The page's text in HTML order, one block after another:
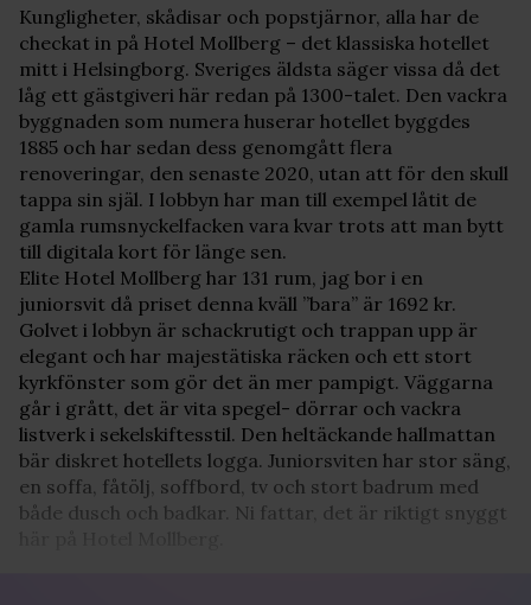
Kungligheter, skådisar och popstjärnor, alla har de
checkat in på Hotel Mollberg – det klassiska hotellet
mitt i Helsingborg. Sveriges äldsta säger vissa då det
låg ett gästgiveri här redan på 1300-talet. Den vackra
byggnaden som numera huserar hotellet byggdes
1885 och har sedan dess genomgått flera
renoveringar, den senaste 2020, utan att för den skull
tappa sin själ. I lobbyn har man till exempel låtit de
gamla rumsnyckelfacken vara kvar trots att man bytt
till digitala kort för länge sen.
Elite Hotel Mollberg har 131 rum, jag bor i en
juniorsvit då priset denna kväll ”bara” är 1692 kr.
Golvet i lobbyn är schackrutigt och trappan upp är
elegant och har majestätiska räcken och ett stort
kyrkfönster som gör det än mer pampigt. Väggarna
går i grått, det är vita spegel- dörrar och vackra
listverk i sekelskiftesstil. Den heltäckande hallmattan
bär diskret hotellets logga. Juniorsviten har stor säng,
en soffa, fåtölj, soffbord, tv och stort badrum med
både dusch och badkar. Ni fattar, det är riktigt snyggt